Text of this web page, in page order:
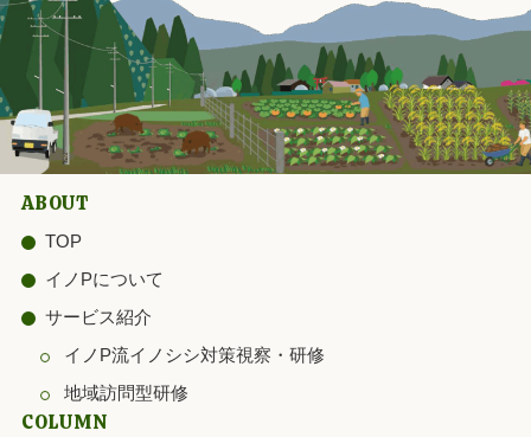
ABOUT
TOP
イノPについて
サービス紹介
イノP流イノシシ対策視察・研修
地域訪問型研修
COLUMN